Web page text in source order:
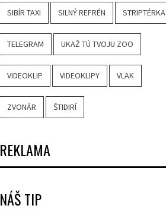
SIBÍR TAXI SILNÝ REFRÉN STRIPTÉRKA
TELEGRAM UKAŽ TÚ TVOJU ZOO
VIDEOKLIP VIDEOKLIPY VLAK
ZVONÁR ŠTIDIRÍ
REKLAMA
NÁŠ TIP